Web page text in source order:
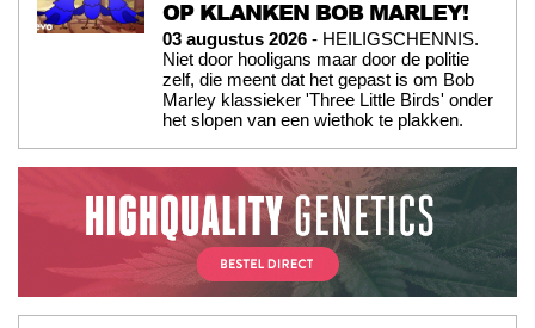
OP KLANKEN BOB MARLEY!
03 augustus 2026 - HEILIGSCHENNIS.
Niet door hooligans maar door de politie
zelf, die meent dat het gepast is om Bob
Marley klassieker 'Three Little Birds' onder
het slopen van een wiethok te plakken.